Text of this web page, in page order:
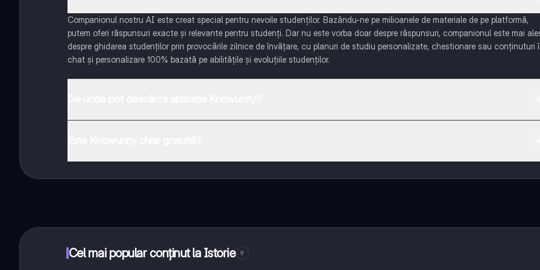
Companionul nostru AI este creat special pentru nevoile studenților. Bazându-ne pe milioanele de materiale de pe platformă,
putem oferi răspunsuri exacte și relevante pentru studenți. Dar nu este vorba doar despre răspunsuri, companionul este mai
despre ghidarea studenților prin provocările zilnice de învățare, cu planuri de studiu personalizate, chestionare sau conținuturi
chat și personalizare 100% bazată pe abilitățile și evoluțiile studenților.
distanță. În plus, câștigă puncte ca să deblochezi mai multe funcționalități!
Cel mai popular conținut la Istorie 9